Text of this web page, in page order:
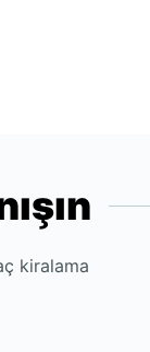
kiralama